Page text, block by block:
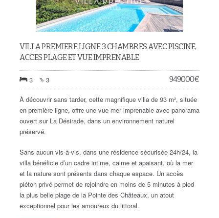
VILLA PREMIERE LIGNE 3 CHAMBRES AVEC PISCINE,
ACCES PLAGE ET VUE IMPRENABLE
3 3 949.000€
À découvrir sans tarder, cette magnifique villa de 93 m², située
en première ligne, offre une vue mer imprenable avec panorama
ouvert sur La Désirade, dans un environnement naturel
préservé.
Sans aucun vis-à-vis, dans une résidence sécurisée 24h/24, la
villa bénéficie d’un cadre intime, calme et apaisant, où la mer
et la nature sont présents dans chaque espace. Un accès
piéton privé permet de rejoindre en moins de 5 minutes à pied
la plus belle plage de la Pointe des Châteaux, un atout
exceptionnel pour les amoureux du littoral.